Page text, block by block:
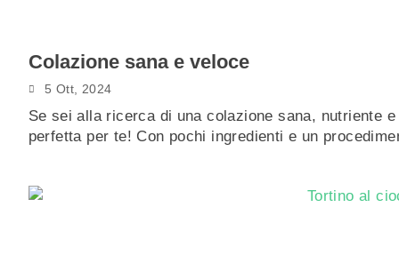
Colazione sana e veloce
5 Ott, 2024
Se sei alla ricerca di una colazione sana, nutriente
perfetta per te! Con pochi ingredienti e un